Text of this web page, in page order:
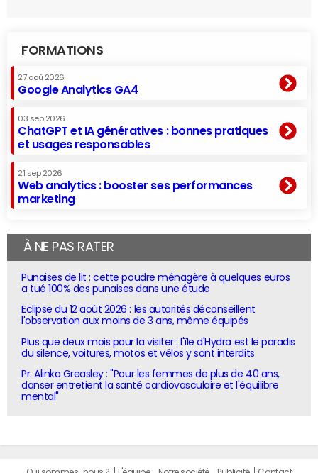
FORMATIONS
27 aoû 2026
Google Analytics GA4
03 sep 2026
ChatGPT et IA génératives : bonnes pratiques
et usages responsables
21 sep 2026
Web analytics : booster ses performances
marketing
À NE PAS RATER
Punaises de lit : cette poudre ménagère à quelques euros
a tué 100% des punaises dans une étude
Eclipse du 12 août 2026 : les autorités déconseillent
l'observation aux moins de 3 ans, même équipés
Plus que deux mois pour la visiter : l'île d'Hydra est le paradis
du silence, voitures, motos et vélos y sont interdits
Pr. Alinka Greasley : "Pour les femmes de plus de 40 ans,
danser entretient la santé cardiovasculaire et l'équilibre
mental"